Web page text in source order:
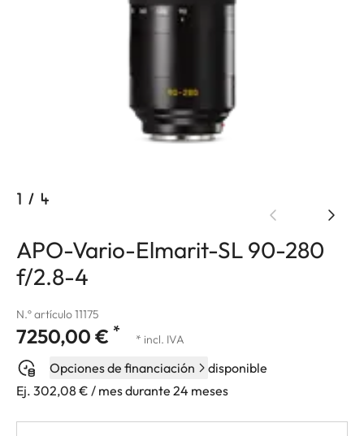
1 / 4
APO-Vario-Elmarit-SL 90-280
f/2.8-4
N.º artículo 11175
7250,00 € * * incl. IVA
Opciones de financiación
disponible
Ej. 302,08 € / mes durante 24 meses